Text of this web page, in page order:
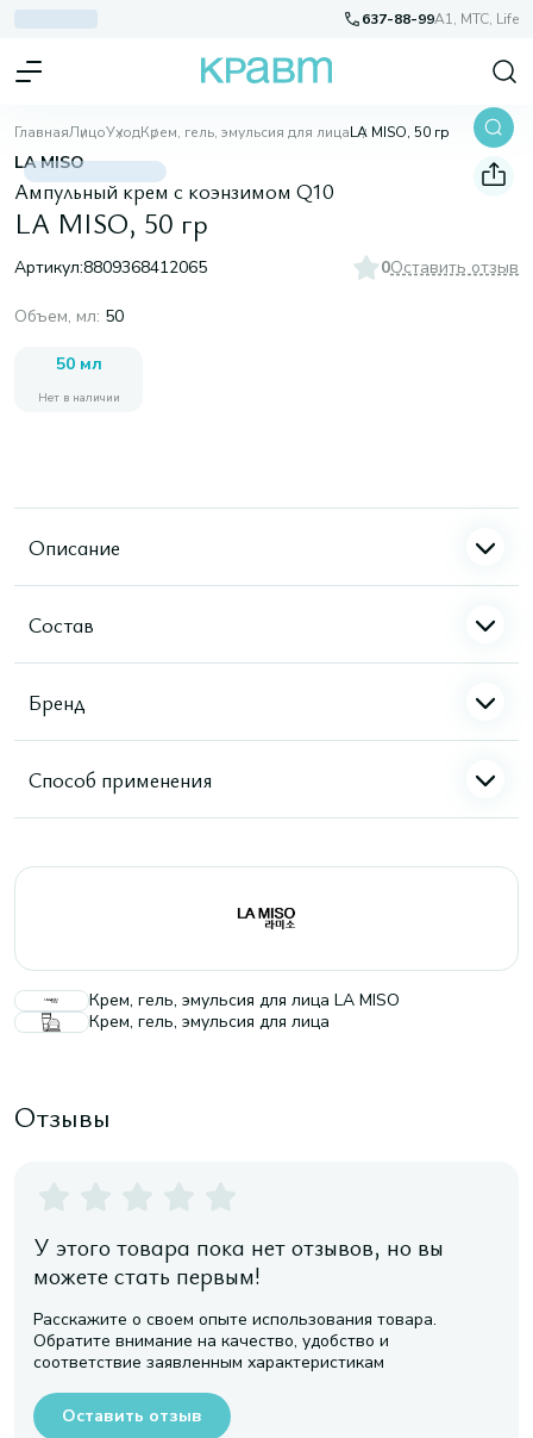
637-88-99A1, МТС, Life
ГлавнаяЛицоУходКрем, гель, эмульсия для лицаLA MISO, 50 гр
LA MISO
Ампульный крем с коэнзимом Q10
LA MISO, 50 гр
Артикул:8809368412065 0Оставить отзыв
Объем, мл: 50
50 мл
Нет в наличии
Описание
Состав
Бренд
Способ применения
Крем, гель, эмульсия для лица LA MISO
Крем, гель, эмульсия для лица
Отзывы
У этого товара пока нет отзывов, но вы
можете стать первым!
Расскажите о своем опыте использования товара.
Обратите внимание на качество, удобство и
соответствие заявленным характеристикам
Оставить отзыв